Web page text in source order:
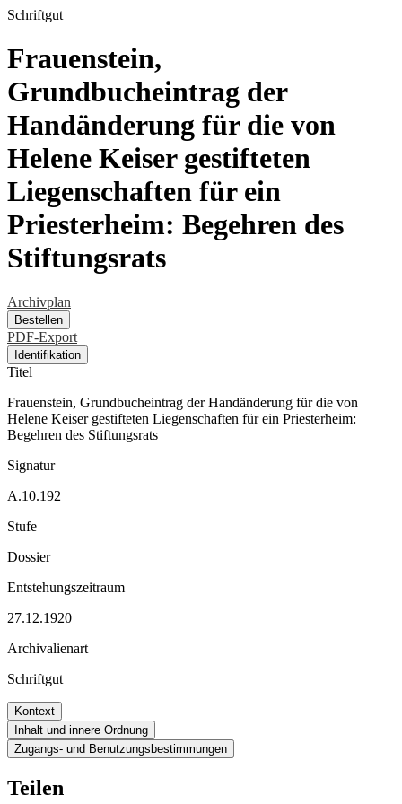
Schriftgut
Frauenstein,
Grundbucheintrag der
Handänderung für die von
Helene Keiser gestifteten
Liegenschaften für ein
Priesterheim: Begehren des
Stiftungsrats
Archivplan
Bestellen
PDF-Export
Identifikation
Titel
Frauenstein, Grundbucheintrag der Handänderung für die von
Helene Keiser gestifteten Liegenschaften für ein Priesterheim:
Begehren des Stiftungsrats
Signatur
A.10.192
Stufe
Dossier
Entstehungszeitraum
27.12.1920
Archivalienart
Schriftgut
Kontext
Inhalt und innere Ordnung
Zugangs- und Benutzungsbestimmungen
Teilen